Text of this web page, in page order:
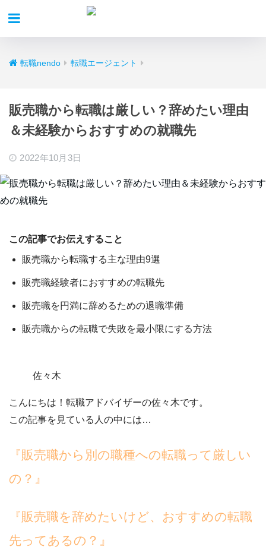
転職nendo 転職エージェント
販売職から転職は厳しい？辞めたい理由
＆未経験からおすすめの就職先
2022年10月3日
この記事でお伝えすること
販売職から転職する主な理由9選
販売職経験者におすすめの転職先
販売職を円満に辞めるための退職準備
販売職からの転職で失敗を最小限にする方法
佐々木
こんにちは！転職アドバイザーの佐々木です。
この記事を見ている人の中には…
『販売職から別の職種への転職って厳しい
の？』
『販売職を辞めたいけど、おすすめの転職
先ってあるの？』